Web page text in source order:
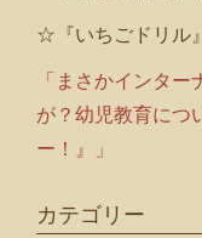
☆『いちごドリル』
「まさかインタ
が？幼児教育につ
ー！』」
カテゴリー